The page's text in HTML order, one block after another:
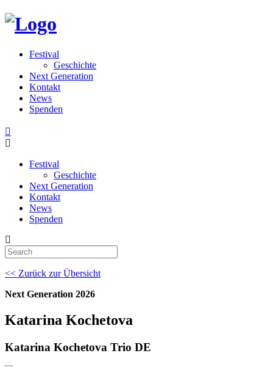
Festival
Geschichte
Next Generation
Kontakt
News
Spenden
Festival
Geschichte
Next Generation
Kontakt
News
Spenden
<< Zurück zur Übersicht
Next Generation 2026
Katarina Kochetova
Katarina Kochetova Trio DE